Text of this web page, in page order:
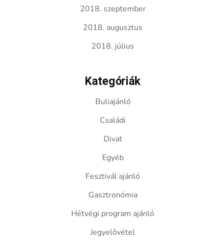
2018. szeptember
2018. augusztus
2018. július
Kategóriák
Buliajánló
Családi
Divat
Egyéb
Fesztivál ajánló
Gasztronómia
Hétvégi program ajánló
Jegyelővétel